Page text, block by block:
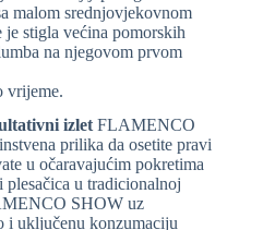
malom srednjovjekovnom
stigla većina pomorskih
na njegovom prvom
vrijeme.
izletFLAMENCO
prilika da osetite pravi
u očaravajućim pokretima
plesačica u tradicionalnoj
SHOW uz
i uključenu konzumaciju